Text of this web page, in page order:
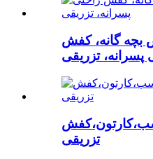
گانه، کفش
پسرانه، تزریقی
تزریقی